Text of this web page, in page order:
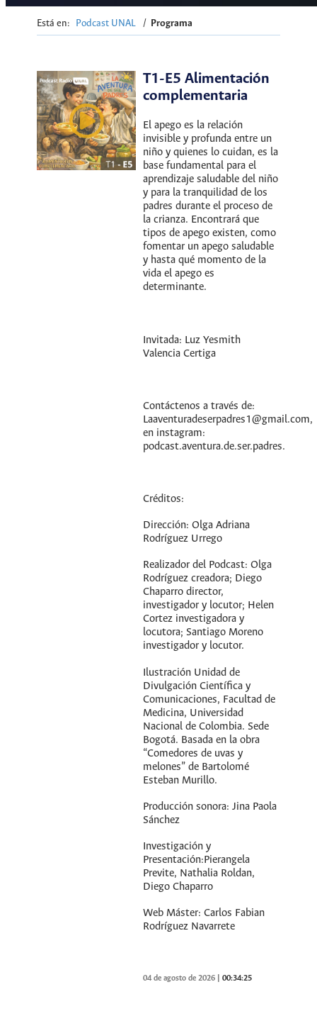
Está en: Podcast UNAL / Programa
T1-E5 Alimentación
complementaria
El apego es la relación
invisible y profunda entre un
niño y quienes lo cuidan, es la
base fundamental para el
aprendizaje saludable del niño
y para la tranquilidad de los
padres durante el proceso de
la crianza. Encontrará que
tipos de apego existen, como
fomentar un apego saludable
y hasta qué momento de la
vida el apego es
determinante.
Invitada: Luz Yesmith
Valencia Certiga
Contáctenos a través de:
Laaventuradeserpadres1@gmail.com,
en instagram:
podcast.aventura.de.ser.padres.
Créditos:
Dirección: Olga Adriana
Rodríguez Urrego
Realizador del Podcast: Olga
Rodríguez creadora; Diego
Chaparro director,
investigador y locutor; Helen
Cortez investigadora y
locutora; Santiago Moreno
investigador y locutor.
Ilustración Unidad de
Divulgación Científica y
Comunicaciones, Facultad de
Medicina, Universidad
Nacional de Colombia. Sede
Bogotá. Basada en la obra
“Comedores de uvas y
melones” de Bartolomé
Esteban Murillo.
Producción sonora: Jina Paola
Sánchez
Investigación y
Presentación:Pierangela
Previte, Nathalia Roldan,
Diego Chaparro
Web Máster: Carlos Fabian
Rodríguez Navarrete
04 de agosto de 2026 |00:34:25